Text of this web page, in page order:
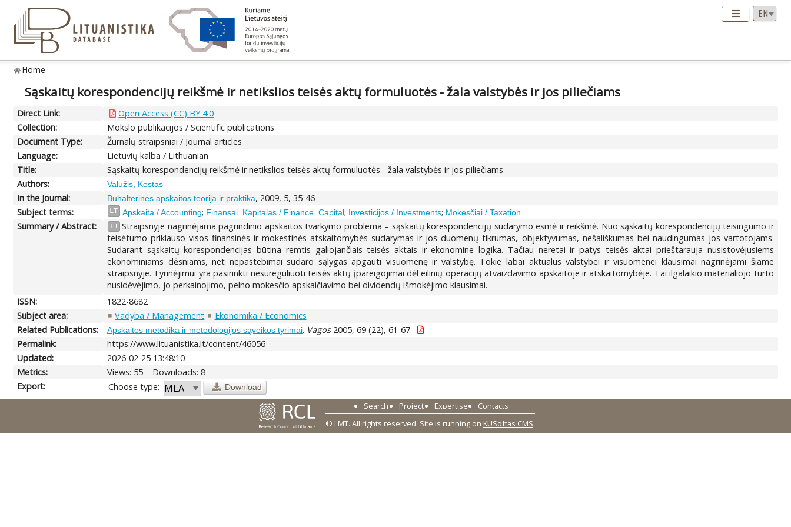
Home
Sąskaitų korespondencijų reikšmė ir netikslios teisės aktų formuluotės - žala valstybės ir jos piliečiams
Direct Link:
Open Access (CC) BY 4.0
Collection:
Mokslo publikacijos / Scientific publications
Document Type:
Žurnalų straipsniai / Journal articles
Language:
Lietuvių kalba / Lithuanian
Title:
Sąskaitų korespondencijų reikšmė ir netikslios teisės aktų formuluotės - žala valstybės ir jos piliečiams
Authors:
Valužis, Kostas
In the Journal: Buhalterinės apskaitos teorija ir praktika, 2009, 5, 35-46
Subject terms:
LT Apskaita / Accounting; Finansai. Kapitalas / Finance. Capital; Investicijos / Investments; Mokesčiai / Taxation.
Summary / Abstract: LT Straipsnyje nagrinėjama pagrindinio apskaitos tvarkymo problema – sąskaitų korespondencijų sudarymo esmė ir reikšmė. Nuo sąskaitų korespondencijų teisingumo ir
teisėtumo priklauso visos finansinės ir mokestinės atskaitomybės sudarymas ir jos duomenų tikrumas, objektyvumas, nešališkumas bei naudingumas jos vartotojams.
Sudarant sąskaitų korespondencijas būtina remtis galiojančiais teisės aktais ir ekonomine logika. Tačiau neretai ir patys teisės aktai prieštarauja nusistovėjusiems
ekonominiams dėsniams, net nepastebimai sudaro sąlygas apgauti visuomenę ir valstybę. Tokie labai aktualūs valstybei ir visuomenei klausimai nagrinėjami šiame
straipsnyje. Tyrinėjimui yra pasirinkti nesureguliuoti teisės aktų įpareigojimai dėl eilinių operacijų atvaizdavimo apskaitoje ir atskaitomybėje. Tai ilgalaikio materialiojo turto
nusidėvėjimo, jo perkainojimo, pelno mokesčio apskaičiavimo bei dividendų išmokėjimo klausimai.
ISSN:
1822-8682
Subject area:
Vadyba / Management
Ekonomika / Economics
Related Publications:
Apskaitos metodika ir metodologijos sąveikos tyrimai. Vagos2005, 69 (22), 61-67.
Permalink:
https://www.lituanistika.lt/content/46056
Updated:
2026-02-25 13:48:10
Metrics:
Views: 55
Downloads: 8
Export:
Choose type: Download
Search Project Expertise
Contacts
© LMT. All rights reserved. Site is running on KUSoftas CMS.